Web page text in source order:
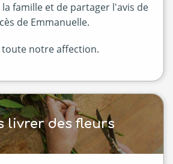
famille et de partager l'avis de
de Emmanuelle.
toute notre affection.
livrer des fleurs